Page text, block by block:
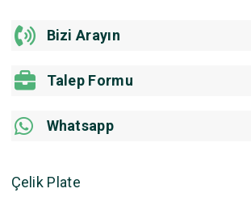
Bizi Arayın
Talep Formu
Whatsapp
Çelik Plate